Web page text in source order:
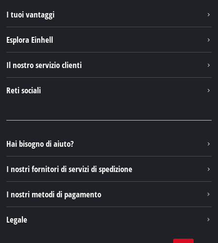
I tuoi vantaggi
Esplora Einhell
Einhell Germany AG
Il nostro servizio clienti
Reti sociali
Instagram
TikTok
Pinterest
Hai bisogno di aiuto?
I nostri fornitori di servizi di spedizione
I nostri metodi di pagamento
Legale